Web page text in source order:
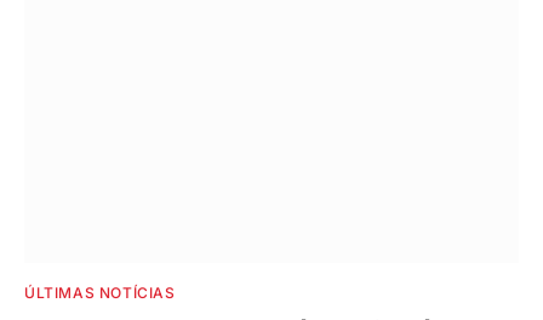
ÚLTIMAS NOTÍCIAS